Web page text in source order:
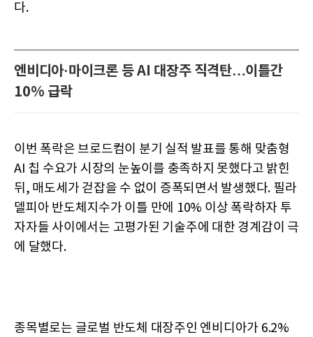
다.
엔비디아·마이크론 등 AI 대장주 직격탄…이틀간
10% 급락
이번 폭락은 브로드컴이 분기 실적 발표를 통해 맞춤형
AI 칩 수요가 시장의 눈높이를 충족하지 못했다고 밝힌
뒤, 매도세가 걷잡을 수 없이 증폭되면서 발생했다. 필라
델피아 반도체지수가 이틀 만에 10% 이상 폭락하자 투
자자들 사이에서는 고평가된 기술주에 대한 경계감이 극
에 달했다.
종목별로는 글로벌 반도체 대장주인 엔비디아가 6.2%